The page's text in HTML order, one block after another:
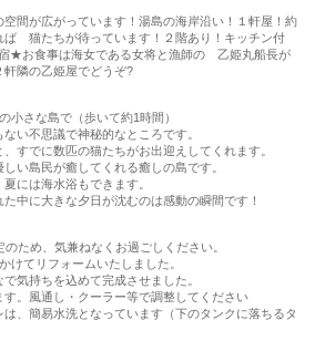
間が広がっています！湯島の海岸沿い！１軒屋！約
ば 猫たちが待っています！２階あり！キッチン付
★お食事は海女である女将と漁師の 乙姫丸船長が
隣の乙姫屋でどうぞ?
さな島で（歩いて約1時間）
い不思議で神秘的なところです。
すでに数匹の猫たちがお出迎えしてくれます。
い島民が癒してくれる癒しの島です。
には海水浴もできます。
中に大きな夕日が沈むのは感動の瞬間です！
ため、気兼ねなくお過ごしください。
てリフォームいたしました。
気持ちを込めて完成させました。
。風通し・クーラー等で調整してください
、簡易水洗となっています（下のタンクに落ちるタ